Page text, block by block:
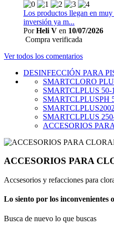
Los productos llegan en
inversión ya m...
PorHeli V en 10/07/2026
Compra verificada
Ver todos los comentarios
DESINFECCIÓN PARA
SMARTCLORO
SMARTCLPLUS 50-
SMARTCLPLUSPH
SMARTCLPLUS
ACCESORIOS
ACCESORIOS PARA
Accsesorios y refacciones para
Lo siento por los inconvenientes
Busca de nuevo lo que buscas